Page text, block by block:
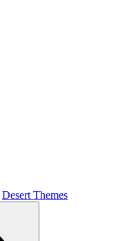
Desert Themes